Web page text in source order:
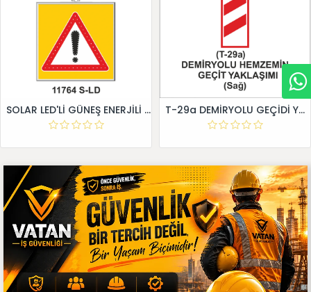
SOLAR LED'Lİ GÜNEŞ ENERJİLİ LEVHA T-29a DEMİRYOLU GEÇİDİ YAKLAŞIM LEVHALARI (Sağ)